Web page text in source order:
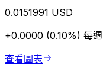
0.0151991 USD
+0.0000 (0.10%) 每週
查看圖表